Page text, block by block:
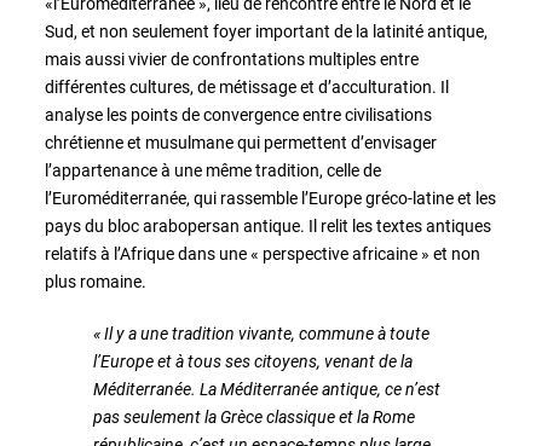
Sud, et non seulement foyer important de la latinité antique,
mais aussi vivier de confrontations multiples entre
différentes cultures, de métissage et d’acculturation. Il
analyse les points de convergence entre civilisations
chrétienne et musulmane qui permettent d’envisager
l’appartenance à une même tradition, celle de
l’Euroméditerranée, qui rassemble l’Europe gréco-latine et les
pays du bloc arabopersan antique. Il relit les textes antiques
relatifs à l’Afrique dans une « perspective africaine » et non
plus romaine.
« Il y a une tradition vivante, commune à toute
l’Europe et à tous ses citoyens, venant de la
Méditerranée. La Méditerranée antique, ce n’est
pas seulement la Grèce classique et la Rome